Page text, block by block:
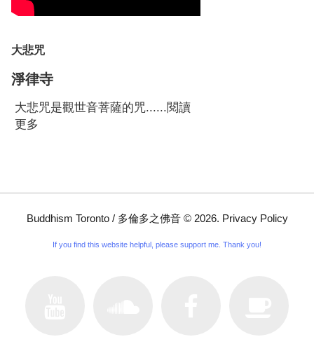
大悲咒
淨律寺
大悲咒是觀世音菩薩的咒......閱讀
更多
Buddhism Toronto / 多倫多之佛音© 2026. Privacy Policy
If you find this website helpful, please support me. Thank you!